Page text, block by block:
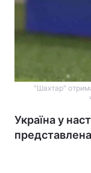
"Шахтар"
Україна у